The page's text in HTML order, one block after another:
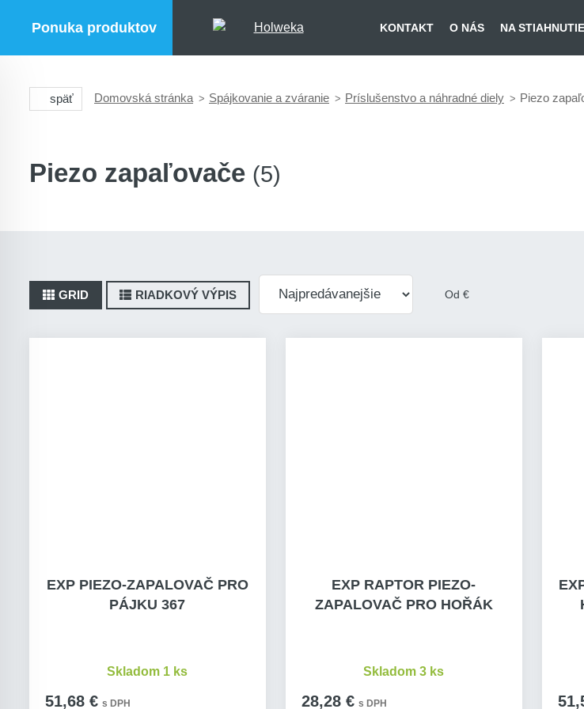
Ponuka produktov KONTAKT O NÁS NA STIAHNUTIE
späť Domovská stránka Spájkovanie a zváranie Príslušenstvo a náhradné diely Piezo
Piezo zapaľovače (5)
GRID RIADKOVÝ VÝPIS Od €
EXP PIEZO-ZAPALOVAČ PRO
PÁJKU 367
51,68 € s DPH
Skladom 1 ks
EXP RAPTOR PIEZO-
ZAPALOVAČ PRO HOŘÁK
28,28 € s DPH
Skladom 3 ks